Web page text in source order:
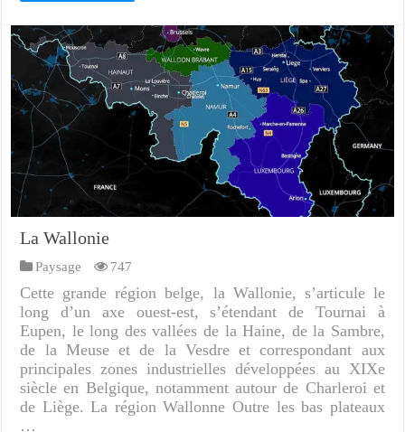
La Wallonie
Paysage 747
Cette grande région belge, la Wallonie, s’articule le
long d’un axe ouest-est, s’étendant de Tournai à
Eupen, le long des vallées de la Haine, de la Sambre,
de la Meuse et de la Vesdre et correspondant aux
principales zones industrielles développées au XIXe
siècle en Belgique, notamment autour de Charleroi et
de Liège. La région Wallonne Outre les bas plateaux
…